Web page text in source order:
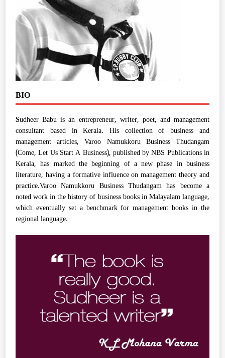
BIO
Sudheer Babu is an entrepreneur, writer, poet, and management
consultant based in Kerala. His collection of business and
management articles, Varoo Namukkoru Business Thudangam
(Come, Let Us Start A Business), published by NBS Publications in
Kerala, has marked the beginning of a new phase in business
literature, having a formative influence on management theory and
practice.Varoo Namukkoru Business Thudangam has become a
noted work in the history of business books in Malayalam language,
which eventually set a benchmark for management books in the
regional language.